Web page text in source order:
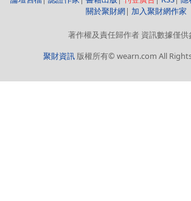
關於聚財網| 加入聚財網作家
著作權及責任歸作者 資訊數據僅供
聚財資訊 版權所有© wearn.com All